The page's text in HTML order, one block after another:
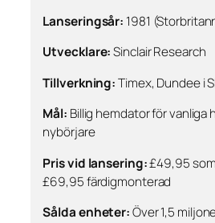
Lanseringsår: 1981
Utvecklare:Sinclair Research
Tillverkning:Timex, Dundee i
Mål: Billig hemdator för vanliga
nybörjare
Pris vid lansering:£49,95
£69,95 färdigmonterad
Sålda enheter:Över 1,5